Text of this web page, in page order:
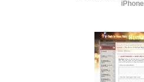
iPhone